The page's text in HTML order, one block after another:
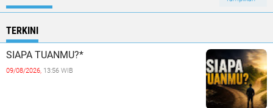
TERKINI
SIAPA TUANMU?*
09/08/2026, 13:56 WIB